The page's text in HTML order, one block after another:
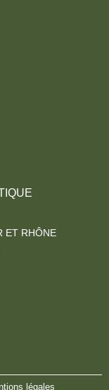
ET RHÔNE
légales